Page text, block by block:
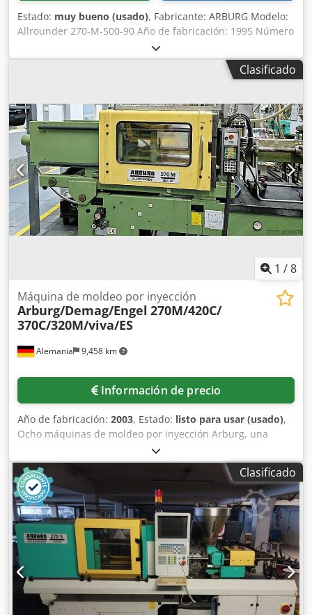
Estado: muy bueno (usado), Fabricante: ARBURG Modelo:
Allrounder 270-M-500-90 Año de fabricación: 1995 Número
de serie: 164822 Sistema de control: Unidad de control:
Arburg Multronica Dodpfex Eitbsx Agfjck Unidad de
inyección: Tipo de inyección: unidad de inyección vertical
cierre: 500 kN Equipamiento adicional: Pick system:
sistema de extracción de piezas Divider chute: canal de
separación / canal selectivo Carcasa: carcasa de protección
completa (enclosure)
Clasificado
1 /8
Alemania 9,458 km
Máquina de moldeo por inyección
Arburg/Demag/Engel 270M/420C/
370C/320M/viva/ES
Información de precio
Año de fabricación: 2003, Estado: listo para usar (usado),
Ocho máquinas de moldeo por inyección Arburg, una
máquina de moldeo por inyección Engel y una máquina de
moldeo por inyección Demag están disponibles. 1) Arburg
270M 350-90, año de fabricación: 1996, horas de
funcionamiento: aprox. 110,000h. 2) Arburg 270M 350-90
U, año de fabricación: 1998, horas de funcionamiento:
aprox. 108,000h. 3) Arburg 270M 350-90, año de
fabricación: 1992, horas de funcionamiento: aprox.
178,000h. 4) Arburg 420C 1000-250, año de fabricación:
1995, horas de funcionamiento: aprox. 96,000h. 5) Arburg
370C 800-225, año de fabricación: 1992, horas de
funcionamiento: aprox. 156,000h. 6) Arburg 320M 500-90,
año de fabricación: 1991, horas de funcionamiento: aprox.
Clasificado